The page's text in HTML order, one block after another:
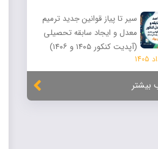
سیر تا پیاز قوانین جدید ترمیم
معدل و ایجاد سابقه تحصیلی
(آپدیت کنکور ۱۴۰۵ و ۱۴۰۶)
بیشتر